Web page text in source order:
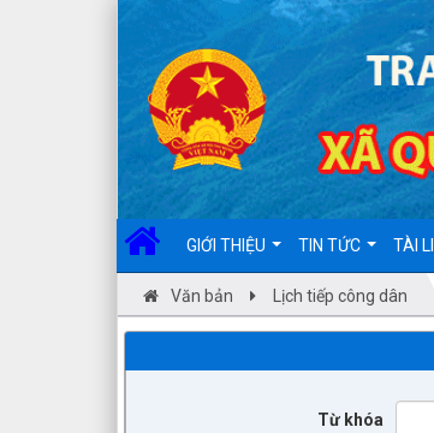
GIỚI THIỆU TIN TỨC TÀI
Văn bản Lịch tiếp công dân
Từ khóa